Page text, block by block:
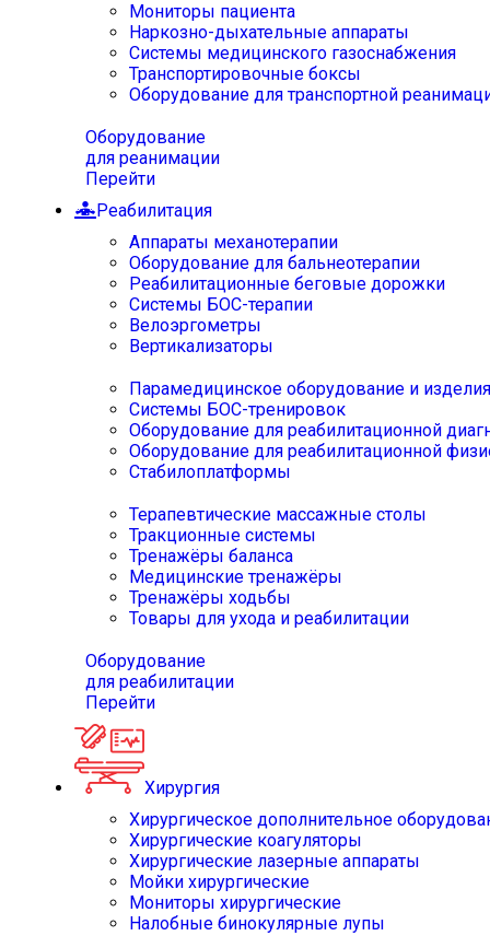
Мониторы пациента
Наркозно-дыхательные аппараты
Системы медицинского газоснабжения
Транспортировочные боксы
Оборудование для транспортной
Оборудование
для реанимации
Перейти
Реабилитация
Аппараты механотерапии
Оборудование для бальнеотерапии
Реабилитационные беговые дорожки
Системы БОС-терапии
Велоэргометры
Вертикализаторы
Парамедицинское оборудование и изделия
Системы БОС-тренировок
Оборудование для реабилитационной
Оборудование для реабилитационной
Стабилоплатформы
Терапевтические массажные столы
Тракционные системы
Тренажёры баланса
Медицинские тренажёры
Тренажёры ходьбы
Товары для ухода и реабилитации
Оборудование
для реабилитации
Перейти
Хирургия
Хирургическое дополнительное
Хирургические коагуляторы
Хирургические лазерные аппараты
Мойки хирургические
Мониторы хирургические
Налобные бинокулярные лупы